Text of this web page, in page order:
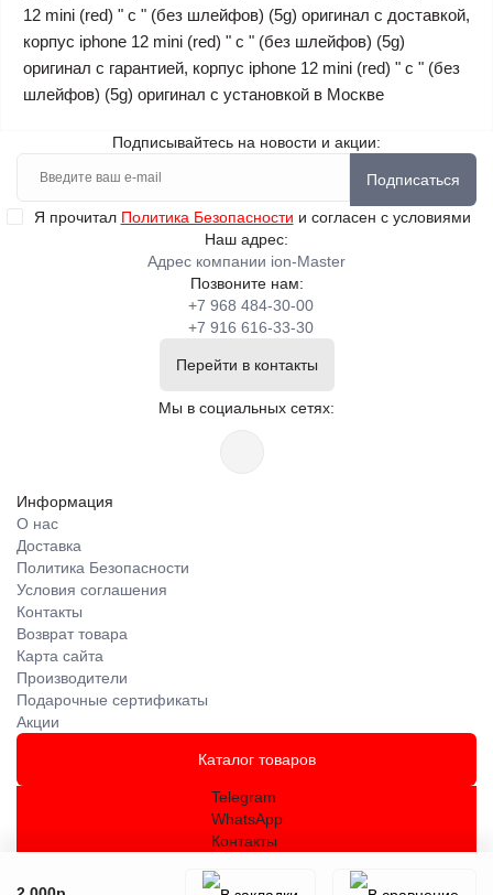
12 mini (red) " c " (без шлейфов) (5g) оригинал с доставкой,
корпус iphone 12 mini (red) " c " (без шлейфов) (5g)
оригинал с гарантией, корпус iphone 12 mini (red) " c " (без
шлейфов) (5g) оригинал с установкой в Москве
Подписывайтесь на новости и акции:
Подписаться
Я прочитал Политика Безопасности и согласен с условиями
Наш адрес:
Адрес компании ion-Master
Позвоните нам:
+7 968 484-30-00
+7 916 616-33-30
Перейти в контакты
Мы в социальных сетях:
Информация
О нас
Доставка
Политика Безопасности
Условия соглашения
Контакты
Возврат товара
Карта сайта
Производители
Подарочные сертификаты
Акции
Каталог товаров
Telegram
WhatsApp
Контакты